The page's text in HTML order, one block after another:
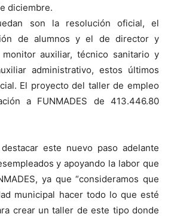
diciembre.
son la resolución oficial, el
de alumnos y el de director y
auxiliar, técnico sanitario y
administrativo, estos últimos
El proyecto del taller de empleo
a FUNMADES de 413.446.80
este nuevo paso adelante
y apoyando la labor que
ya que “consideramos que
municipal hacer todo lo que esté
crear un taller de este tipo donde